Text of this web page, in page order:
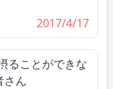
2017/4/17
ることができな
さん